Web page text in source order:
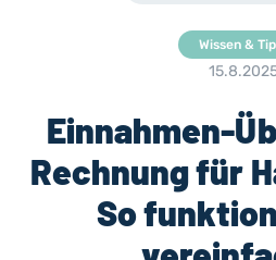
Wissen &
Einnahmen-
Rechnung für
So